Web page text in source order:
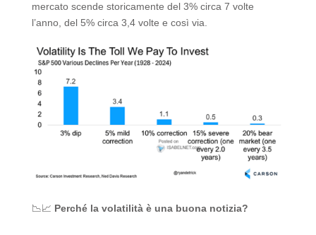
mercato scende storicamente del 3% circa 7 volte
l’anno, del 5% circa 3,4 volte e così via.
📉📈 Perché la volatilità è una buona notizia?